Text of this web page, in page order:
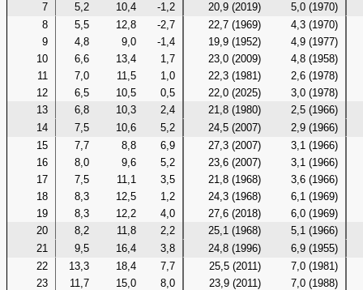
7
5,2 10,4 -1,2 20,9 (2019)
5,0 (1970)
8
5,5 12,8 -2,7 22,7 (1969)
4,3 (1970)
9
4,8 9,0 -1,4 19,9 (1952)
4,9 (1977)
10
6,6 13,4 1,7 23,0 (2009)
4,8 (1958)
11
7,0 11,5 1,0 22,3 (1981)
2,6 (1978)
12
6,5 10,5 0,5 22,0 (2025)
3,0 (1978)
13
6,8 10,3 2,4 21,8 (1980)
2,5 (1966)
14
7,5 10,6 5,2 24,5 (2007)
2,9 (1966)
15
7,7 8,8 6,9 27,3 (2007)
3,1 (1966)
16
8,0 9,6 5,2 23,6 (2007)
3,1 (1966)
17
7,5 11,1 3,5 21,8 (1968)
3,6 (1966)
18
8,3 12,5 1,2 24,3 (1968)
6,1 (1969)
19
8,3 12,2 4,0 27,6 (2018)
6,0 (1969)
20
8,2 11,8 2,2 25,1 (1968)
5,1 (1966)
21
9,5 16,4 3,8 24,8 (1996)
6,9 (1955)
22
13,3 18,4 7,7 25,5 (2011)
7,0 (1981)
23
11,7 15,0 8,0 23,9 (2011)
7,0 (1988)